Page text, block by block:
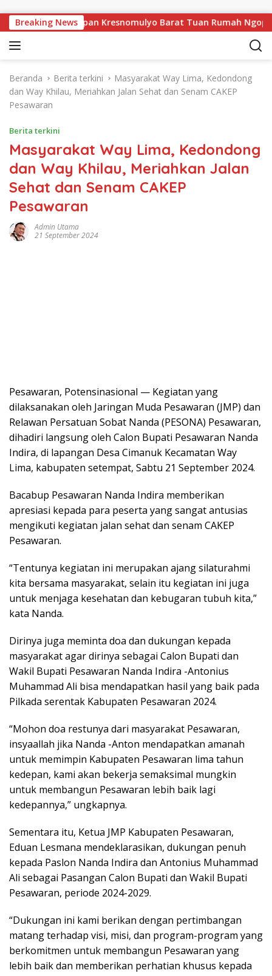
Breaking News
Pekon Persiapan Kresnomulyo Barat Tuan Rumah Ngopi
Beranda Berita terkini
Masyarakat Way Lima, Kedondong
dan Way Khilau, Meriahkan Jalan Sehat dan Senam CAKEP
Pesawaran
Berita terkini
Masyarakat Way Lima, Kedondong
dan Way Khilau, Meriahkan Jalan
Sehat dan Senam CAKEP
Pesawaran
Admin Utama
21 September 2024
Pesawaran, Potensinasional — Kegiatan yang
dilaksanakan oleh Jaringan Muda Pesawaran (JMP) dan
Relawan Persatuan Sobat Nanda (PESONA) Pesawaran,
dihadiri langsung oleh Calon Bupati Pesawaran Nanda
Indira, di lapangan Desa Cimanuk Kecamatan Way
Lima, kabupaten setempat, Sabtu 21 September 2024.
Bacabup Pesawaran Nanda Indira memberikan
apresiasi kepada para peserta yang sangat antusias
mengikuti kegiatan jalan sehat dan senam CAKEP
Pesawaran.
“Tentunya kegiatan ini merupakan ajang silaturahmi
kita bersama masyarakat, selain itu kegiatan ini juga
untuk menjaga kesehatan dan kebugaran tubuh kita,”
kata Nanda.
Dirinya juga meminta doa dan dukungan kepada
masyarakat agar dirinya sebagai Calon Bupati dan
Wakil Bupati Pesawaran Nanda Indira -Antonius
Muhammad Ali bisa mendapatkan hasil yang baik pada
Pilkada serentak Kabupaten Pesawaran 2024.
“Mohon doa restunya dari masyarakat Pesawaran,
insyaallah jika Nanda -Anton mendapatkan amanah
untuk memimpin Kabupaten Pesawaran lima tahun
kedepan, kami akan bekerja semaksimal mungkin
untuk membangun Pesawaran lebih baik lagi
kedepannya,” ungkapnya.
Sementara itu, Ketua JMP Kabupaten Pesawaran,
Eduan Lesmana mendeklarasikan, dukungan penuh
kepada Paslon Nanda Indira dan Antonius Muhammad
Ali sebagai Pasangan Calon Bupati dan Wakil Bupati
Pesawaran, periode 2024-2029.
“Dukungan ini kami berikan dengan pertimbangan
matang terhadap visi, misi, dan program-program yang
berkomitmen untuk membangun Pesawaran yang
lebih baik dan memberikan perhatian khusus kepada